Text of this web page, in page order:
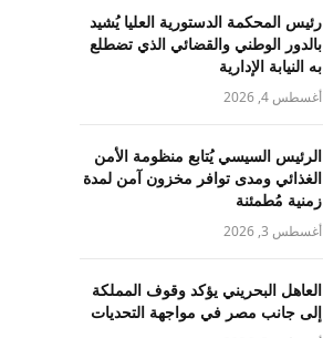
رئيس المحكمة الدستورية العليا يُشيد
بالدور الوطني والقضائي الذي تضطلع
به النيابة الإدارية
أغسطس 4, 2026
الرئيس السيسي يُتابع منظومة الأمن
الغذائي ومدى توافر مخزون آمن لمدة
زمنية مُطمئنة
أغسطس 3, 2026
العاهل البحريني يؤكد وقوف المملكة
إلى جانب مصر في مواجهة التحديات